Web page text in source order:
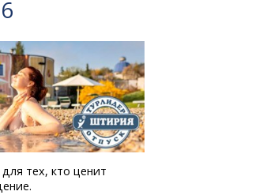
тех, кто ценит